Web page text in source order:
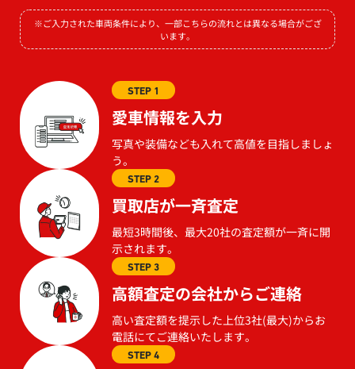
※ご入力された車両条件により、一部こちらの流れとは異なる場合がござ
います。
STEP 1
愛車情報を入力
写真や装備なども入れて高値を目指しましょ
う。
STEP 2
買取店が一斉査定
最短3時間後、最大20社の査定額が一斉に開
示されます。
STEP 3
高額査定の会社からご連絡
高い査定額を提示した上位3社(最大)からお
電話にてご連絡いたします。
STEP 4